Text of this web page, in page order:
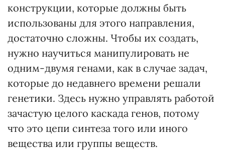
конструкции, которые должны быть
использованы для этого направления,
достаточно сложны. Чтобы их создать,
нужно научиться манипулировать не
одним-двумя генами, как в случае задач,
которые до недавнего времени решали
генетики. Здесь нужно управлять работой
зачастую целого каскада генов, потому
что это цепи синтеза того или иного
вещества или группы веществ.